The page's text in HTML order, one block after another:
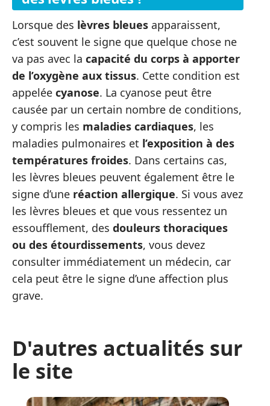
Lorsque des lèvres bleues apparaissent,
c’est souvent le signe que quelque chose ne
va pas avec la capacité du corps à apporter
de l’oxygène aux tissus. Cette condition est
appelée cyanose. La cyanose peut être
causée par un certain nombre de conditions,
y compris les maladies cardiaques, les
maladies pulmonaires et l’exposition à des
températures froides. Dans certains cas,
les lèvres bleues peuvent également être le
signe d’une réaction allergique. Si vous avez
les lèvres bleues et que vous ressentez un
essoufflement, des douleurs thoraciques
ou des étourdissements, vous devez
consulter immédiatement un médecin, car
cela peut être le signe d’une affection plus
grave.
D'autres actualités sur
le site